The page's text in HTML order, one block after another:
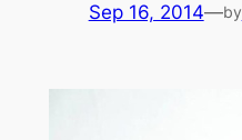
Sep 16, 2014—by